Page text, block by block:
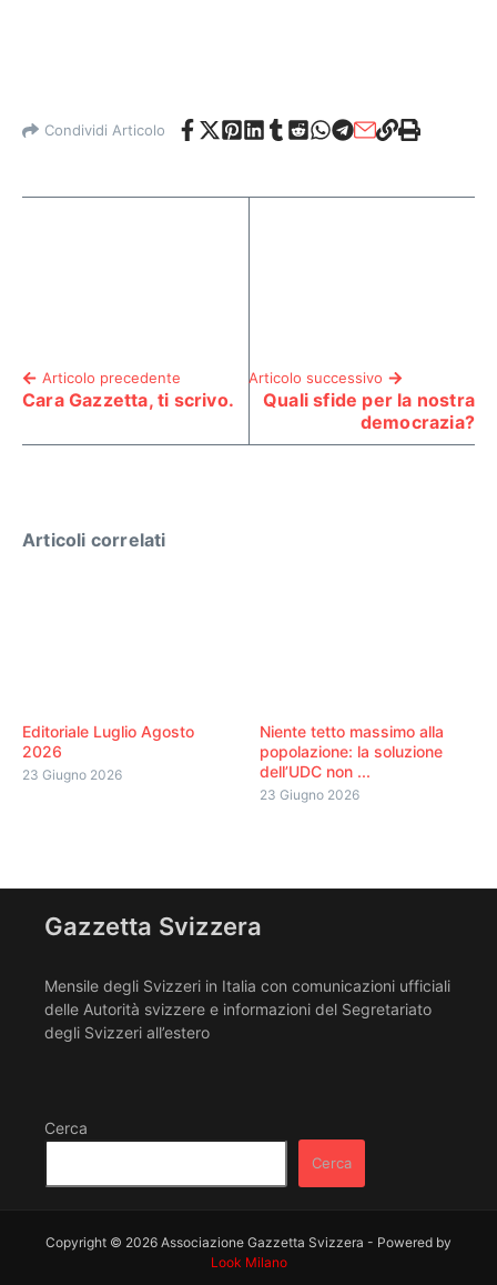
Condividi Articolo
Articolo precedente
Cara Gazzetta, ti scrivo.
Articolo successivo
Quali sfide per la nostra
democrazia?
Articoli correlati
Editoriale Luglio Agosto
2026
23 Giugno 2026
Niente tetto massimo alla
popolazione: la soluzione
dell’UDC non ...
23 Giugno 2026
Gazzetta Svizzera
Mensile degli Svizzeri in Italia con comunicazioni ufficiali
delle Autorità svizzere e informazioni del Segretariato
degli Svizzeri all’estero
Cerca
Cerca
Copyright © 2026 Associazione Gazzetta Svizzera - Powered by
Look Milano